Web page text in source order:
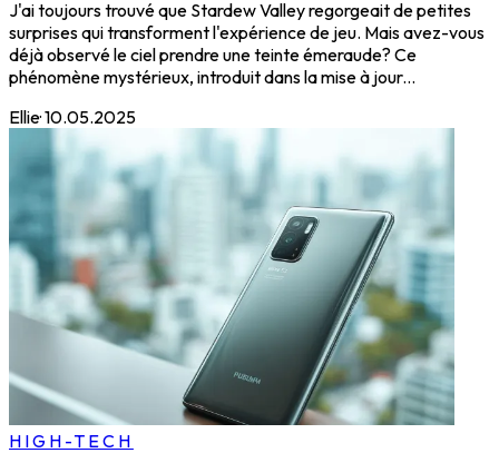
J'ai toujours trouvé que Stardew Valley regorgeait de petites
surprises qui transforment l'expérience de jeu. Mais avez-vous
déjà observé le ciel prendre une teinte émeraude? Ce
phénomène mystérieux, introduit dans la mise à jour...
Ellie·10.05.2025
HIGH-TECH